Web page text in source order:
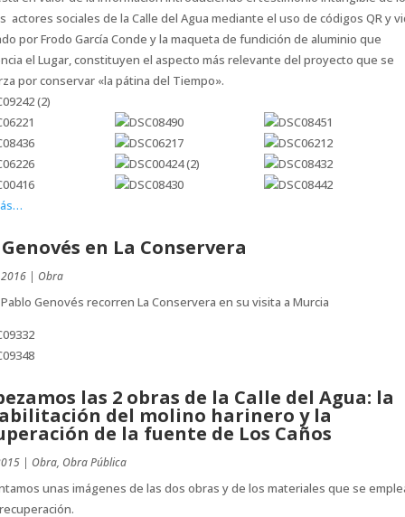
actores sociales de la Calle del Agua mediante el uso de códigos QR y
por Frodo García Conde y la maqueta de fundición de aluminio que
el Lugar, constituyen el aspecto más relevante del proyecto que se
por conservar «la pátina del Tiempo».
en La Conservera
| Obra
Pablo Genovés recorren La Conservera en su visita a Murcia
las 2 obras de la Calle del Agua: la
del molino harinero y la
de la fuente de Los Caños
| Obra, Obra Pública
unas imágenes de las dos obras y de los materiales que se